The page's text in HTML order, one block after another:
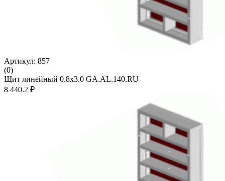
Артикул: 857
(0)
Щит линейный 0.8х3.0 GA.AL.140.RU
8 440.2 ₽